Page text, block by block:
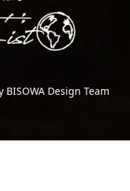
Design Team